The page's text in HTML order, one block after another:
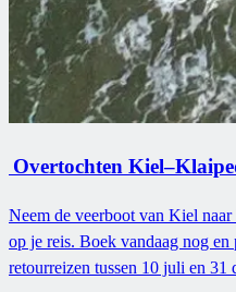
Overtochten
Neem de veerboot van Kiel
op je reis. Boek vandaag nog
retourreizen tussen 10 juli en 31